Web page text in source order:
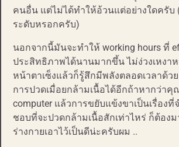
คนอื่น แต่ไม่ได้ทำให้อ้วนแต่อย่างใดครับ
ระดับหรอกครับ)
นอกจากนี้มันจะทำให้ working hours ที่
ประสิทธิภาพได้นานมากขึ้น ไม่ง่วงเหงา
หน้าตาเซ็งแล้วก็รู้สึกมีพลังตลอดเวลาด้ว
การปวดเมื่อยกล้ามเนื้อได้อีกถ้าหากว่าคุ
computer แล้วการขยับแข้งขาเป็นเรื่องที่
ชอบที่จะปวดกล้ามเนื้อสักเท่าไหร่ ก็ต้องม
ร่างกายเอาไว้เป็นดีน่ะครับผม ..